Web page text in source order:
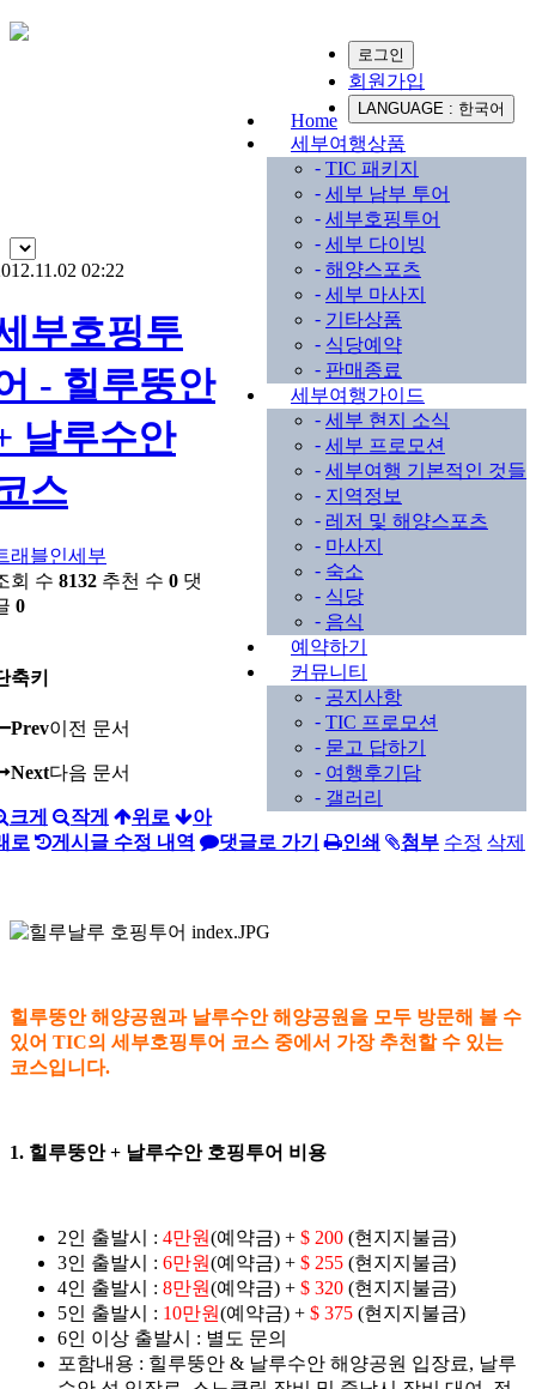
로그인
회원가입
LANGUAGE : 한국어
Home
세부여행상품
- TIC 패키지
- 세부 남부 투어
- 세부호핑투어
- 세부 다이빙
- 해양스포츠
- 세부 마사지
- 기타상품
- 식당예약
- 판매종료
세부여행가이드
- 세부 현지 소식
- 세부 프로모션
- 세부여행 기본적인 것들
- 지역정보
- 레저 및 해양스포츠
- 마사지
- 숙소
- 식당
- 음식
예약하기
커뮤니티
- 공지사항
- TIC 프로모션
- 묻고 답하기
- 여행후기담
- 갤러리
02:22
부호핑투
- 힐루뚱안
날루수안
스
래블인세부
회 수 8132 추천 수 0 댓
0
축키
Prev이전 문서
Next다음 문서
크게 작게 위로
아
로
게시글 수정 내역 댓글로 가기 인쇄 첨부 수정 삭제
힐루뚱안 해양공원과 날루수안 해양공원을 모두 방문해 볼 수
있어 TIC의 세부호핑투어 코스 중에서 가장 추천할 수 있는
코스입니다.
1. 힐루뚱안 + 날루수안 호핑투어 비용
2인 출발시 : 4만원(예약금) + $ 200 (현지지불금)
3인 출발시 : 6만원(예약금) + $ 255 (현지지불금)
4인 출발시 : 8만원(예약금) + $ 320 (현지지불금)
5인 출발시 : 10만원(예약금) + $ 375 (현지지불금)
6인 이상 출발시 : 별도 문의
포함내용 : 힐루뚱안 & 날루수안 해양공원 입장료, 날루